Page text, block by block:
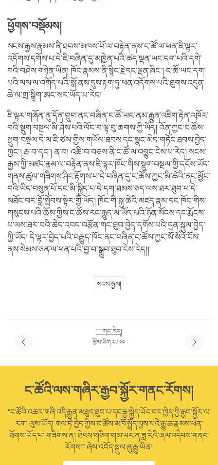
ཕྱོགས་བསྡོམས།
སངས་རྒྱས་རྣམས་ནི་ཐབས་མཁས་པོ་ལ་བརྟེན་ནས་ང་ཚོ་ལ་ཕན་ཇི་ལྟར་
འདོགས་དགོས་པ་དེ་ཇི་བཞིན་དུ་མཁྱེན་པའི་ཚད་ལྡན་ཡང་དག་པའི་དགེ་
བའི་བཤེས་གཉེན་ཡིན། ཁོང་རྣམས་ནི་སྙིང་རྗེ་དང་ལྡན་ཞིང་། ང་ཚོ་ཡང་དག་
པའི་ལམ་ལ་འགོད་པའི་སྒོ་ནས་དུས་རྟག་ཏུ་ཕན་འདོགས་པའི་ཐུགས་འདུན་
ཆེ་ལ་གྲ་སྒྲིག་ཨང་སར་ཡོད་པ་རེད།
ཇི་ལྟར་གཞོན་ནུ་དོན་གྲུབ་ནང་བཞིན་ང་ཚོ་ཡང་ནམ་རྒྱུན་འཇིག་རྟེན་འཁོར་
བའི་སྡུག་བསྔལ་མི་ཤེས་པའི་ལོང་བ་ལྟ་བུ་ཆགས་ཀྱི་ཡོད། འོན་ཀྱང་ང་ཚོས་
སྡུག་བསྔལ་དེ་ལ་ཇི་ཙམ་གྱིས་གཡོལ་ཐབས་དང་སྣང་མེད་གཏོང་ཐབས་བྱེད་
ཀྱང་། རྒ་བ་དང་། ན་བ། འཆི་བ་བཅས་ནི་ང་ཚོ་ལ་འབྱུང་ངེས་པ་རེད། སངས་
རྒྱས་ཀྱི་མཛད་རྣམ་ལ་བརྟེན་ནས་ཇི་ལྟར་ཁོང་གིས་སྡུག་བསྔལ་གྱི་དངོས་ཡོད་
གནས་ཚུལ་གཟིགས་ཤིང་རྟོགས་པ་དེ་བཞིན་དུ་ང་ཚོས་ཀྱང་མི་ཚེའི་ནང་མྱོང་
བའི་ཡིད་བསུན་པོ་དང་མི་སྐྱིད་པ་དེ་དག་ཐམས་ཅད་ལས་ཐར་ཐུབ་པ་དེ་
མཐོང་བར་བློ་སྤོབས་སྟེར་གྱི་ཡོད། ཁོང་གི་སྐུ་ཚེའི་མཛད་རྣམ་དང་ཁོང་གིས་
གསུངས་པའི་ཆོས་ཀྱིས་ང་ཚོས་རང་རྒྱུད་ལ་ཡོད་པའི་ཉོན་མོངས་དང་རྨོངས་
པ་ལས་ཐར་བའི་ཆེད་འབད་བརྩོན་གང་ཐུབ་བྱེད་དགོས་པའི་དྲན་སྐུལ་བྱེད་
ཀྱི་ཡོད། དེ་ལྟར་བྱེད་པའི་བརྒྱུད་ཁོང་ནང་བཞིན་ང་ཚོས་ཀྱང་སོ་སོའི་ངོས་
ནས་སེམས་ཅན་ལ་ཕན་པའི་བྱ་བ་སྒྲུབ་ཐུབ་ངེས་རེད།།
སངས་རྒྱས།
་་་ གང་རེད།
རྩོམ་ཡིག ༢ / ༢༠
ང་ཚོའི་ལས་གཞིར་རྒྱབ་སྐྱོར་གནང་རོགས།
“ང་ཚོའི་འཆར་གཞི་འདི་རྒྱུན་མཐུད་ཐུབ་པ་དང་རྒྱ་སྐྱེད་ཡོང་བར་ཁྱེད་ཀྱི་རྒྱབ་སྐྱོར་ལ་
རག་ ལུས་ཡོད། གལ་ཏེ་ཁྱེད་ཀྱིས་ང་ཚོས་མཁོ་སྤྲོད་བྱས་པའི་རྒྱུ་ཆ་རྣམས་ཕན་
ཐོགས་ཡོད་པ་ གཟིགས་ན། ཐེངས་གཅིག་གམ་ཡང་ན་ཟླ་རེའི་ཞལ་འདེབས་གནང་
རོགས་” ཞེས་འབོད་སྐུལ་ཞུ་རྒྱུ་ཡིན།